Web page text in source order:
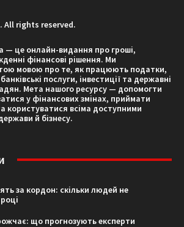
All rights reserved.
— це онлайн-видання про гроші,
фінансові рішення. Ми
мовою про те, як працюють податки,
послуги, інвестиції та державні
Мета нашого ресурсу — допомогти
у фінансових змінах, приймати
користуватися всіма доступними
й бізнесу.
за кордон: скільки людей не
що прогнозують експерти